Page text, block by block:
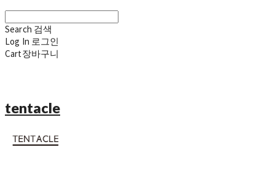
Search 검색
Log In 로그인
Cart장바구니
tentacle